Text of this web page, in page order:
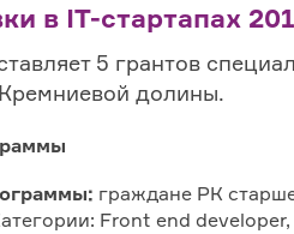
в IT-стартапах
5 грантов
долины.
: граждане РК
Front end